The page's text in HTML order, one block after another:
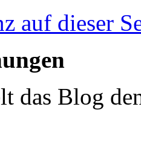
auf dieser
das Blog